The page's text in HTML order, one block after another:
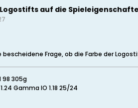
auf die
bescheidene Frage, ob die Farbe der
98 305g
Gamma IO 1.18 25/24